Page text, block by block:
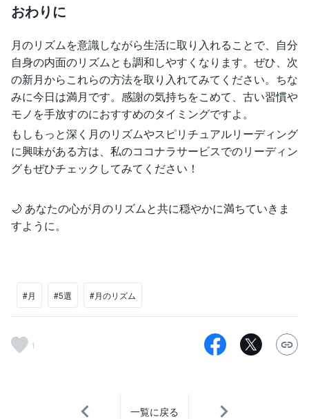
おわりに
月のリズムを意識しながら生活に取り入れることで、自分
自身の内面のリズムとも調和しやすくなります。ぜひ、次
の新月からこれらの方法を取り入れてみてください。ちな
みに今日は満月です。感謝の気持ちをこめて、古い習慣や
モノを手放すのにおすすめのタイミングですよ。
もしもっと深く月のリズムやスピリチュアルリーディング
に興味がある方は、私のココナラサービスでのリーディン
グもぜひチェックしてみてください！
🌙 あなたの心が月のリズムと共に穏やかに満ちていきま
すように。
#月 #5選 #月のリズム
1
一覧に戻る